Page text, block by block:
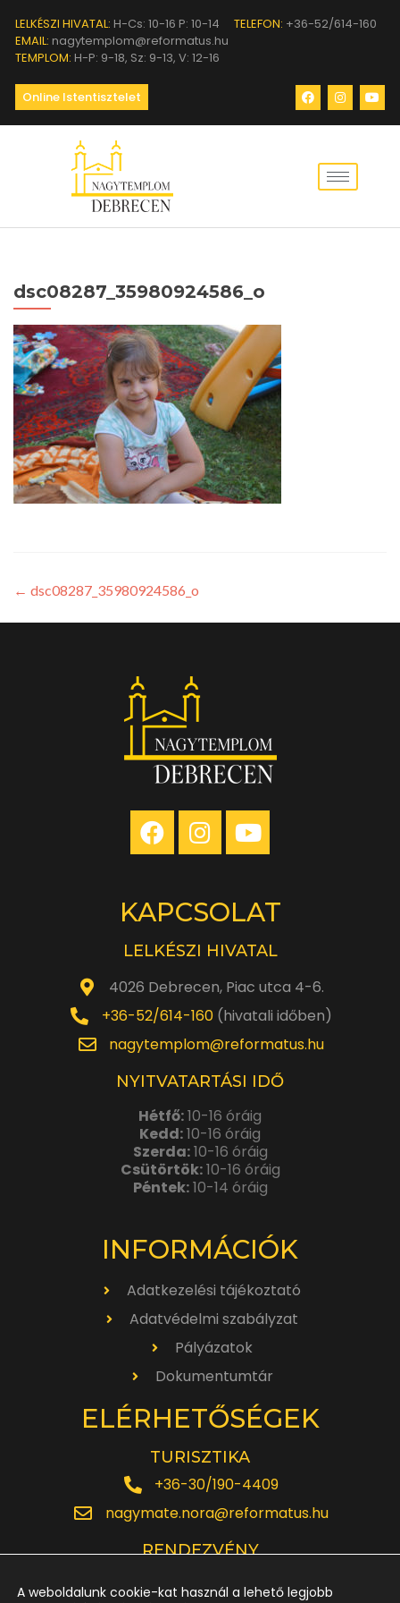
LELKÉSZI HIVATAL: H-Cs: 10-16 P: 10-14 TELEFON: +36-52/614-160
EMAIL: nagytemplom@reformatus.hu
TEMPLOM: H-P: 9-18, Sz: 9-13, V: 12-16
Online Istentisztelet
dsc08287_35980924586_o
← dsc08287_35980924586_o
KAPCSOLAT
LELKÉSZI HIVATAL
4026 Debrecen, Piac utca 4-6.
+36-52/614-160(hivatali időben)
nagytemplom@reformatus.hu
NYITVATARTÁSI IDŐ
Hétfő:10-16 óráig
Kedd:10-16 óráig
Szerda:10-16 óráig
Csütörtök:10-16 óráig
Péntek:10-14 óráig
INFORMÁCIÓK
Adatkezelési tájékoztató
Adatvédelmi szabályzat
Pályázatok
Dokumentumtár
ELÉRHETŐSÉGEK
TURISZTIKA
+36-30/190-4409
nagymate.nora@reformatus.hu
RENDEZVÉNY
A weboldalunk cookie-kat használ a lehető legjobb